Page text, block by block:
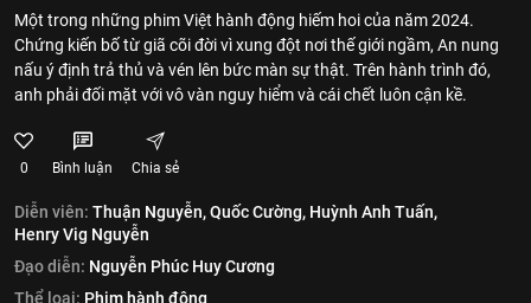
Một trong những phim Việt hành động hiếm hoi của năm 2024.
Chứng kiến bố từ giã cõi đời vì xung đột nơi thế giới ngầm, An nung
nấu ý định trả thủ và vén lên bức màn sự thật. Trên hành trình đó,
anh phải đối mặt với vô vàn nguy hiểm và cái chết luôn cận kề.
0 Bình luận Chia sẻ
Diễn viên: Thuận Nguyễn,Quốc Cường, Huỳnh Anh Tuấn,
Henry Vig Nguyễn
Đạo diễn: Nguyễn Phúc Huy Cương
Thể loại: Phim hành động